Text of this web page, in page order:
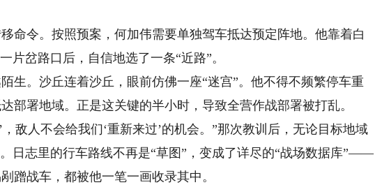
令。按照预案，何加伟需要单独驾车抵达预定阵地。他靠着白
片岔路口后，自信地选了一条“近路”。
。沙丘连着沙丘，眼前仿佛一座“迷宫”。他不得不频繁停车重
部署地域。正是这关键的半小时，导致全营作战部署被打乱。
人不会给我们‘重新来过’的机会。”那次教训后，无论目标地域
日志里的行车路线不再是“草图”，变成了详尽的“战场数据库”——
蹭战车，都被他一笔一画收录其中。